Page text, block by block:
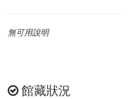
無可用說明
館藏狀況